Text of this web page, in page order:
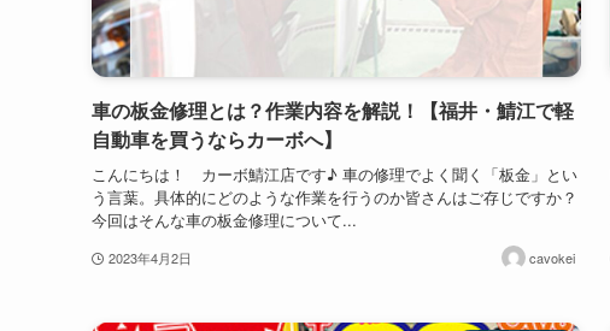
車の板金修理とは？作業内容を解説！【福井・鯖江で軽
自動車を買うならカーボへ】
こんにちは！ カーボ鯖江店です♪ 車の修理でよく聞く「板金」とい
う言葉。具体的にどのような作業を行うのか皆さんはご存じですか？
今回はそんな車の板金修理について...
2023年4月2日 cavokei